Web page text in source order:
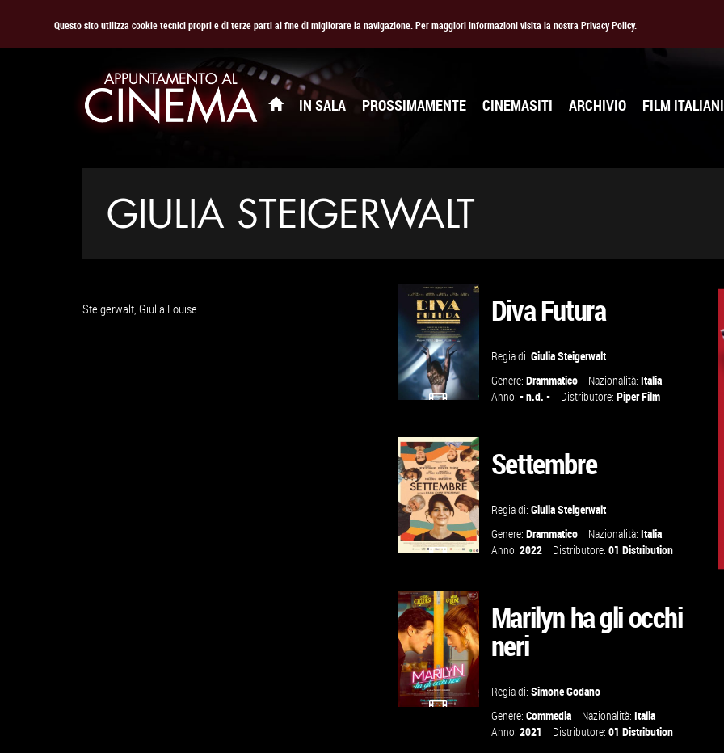
Questo sito utilizza cookie tecnici propri e di terze parti al fine di migliorare la navigazione. Per maggiori informazioni visita la nostra Privacy Policy.
IN SALA PROSSIMAMENTE CINEMASITI ARCHIVIO FILM ITALIANI
GIULIA STEIGERWALT
Steigerwalt, Giulia Louise
TRAILER
VAI ALLA
SCHEDA
Diva Futura
Regia di: Giulia Steigerwalt
Genere: Drammatico Nazionalità: Italia
Anno: - n.d. - Distributore: Piper Film
TRAILER
VAI ALLA
SCHEDA
Settembre
Regia di: Giulia Steigerwalt
Genere: Drammatico Nazionalità: Italia
Anno: 2022 Distributore: 01 Distribution
Marilyn ha gli occhi
neri
Regia di: Simone Godano
Genere: Commedia Nazionalità: Italia
Anno: 2021 Distributore: 01 Distribution